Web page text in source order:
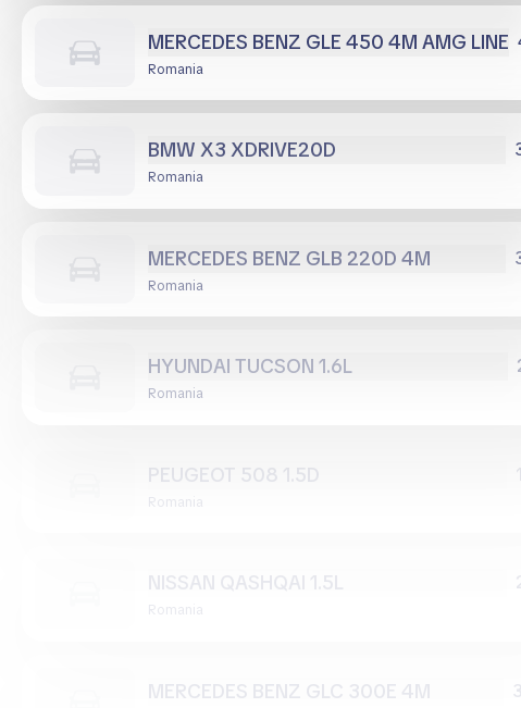
MERCEDES BENZ GLE 450 4M AMG LINE
Romania
BMW X3 XDRIVE20D
Romania
MERCEDES BENZ GLB 220D 4M
Romania
HYUNDAI TUCSON 1.6L
Romania
PEUGEOT 508 1.5D
Romania
Romania